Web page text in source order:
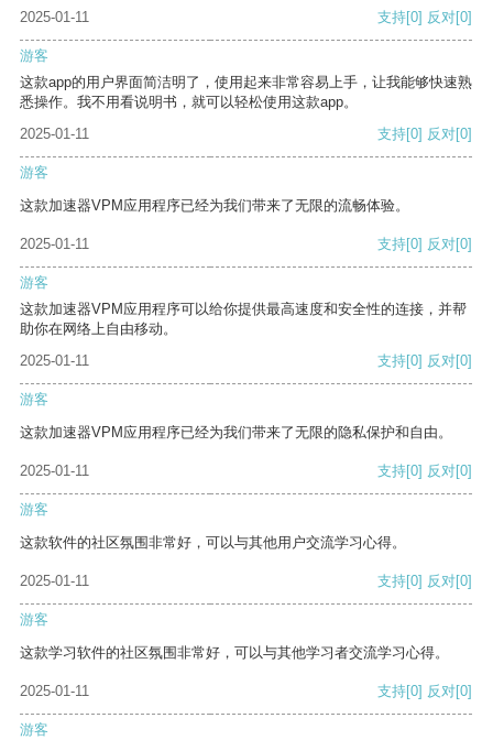
2025-01-11
支持[0] 反对[0]
游客
这款app的用户界面简洁明了，使用起来非常容易上手，让我能够快速熟
悉操作。我不用看说明书，就可以轻松使用这款app。
2025-01-11
支持[0] 反对[0]
游客
这款加速器VPM应用程序已经为我们带来了无限的流畅体验。
2025-01-11 支持[0] 反对[0]
游客
这款加速器VPM应用程序可以给你提供最高速度和安全性的连接，并帮
助你在网络上自由移动。
2025-01-11
支持[0] 反对[0]
游客
这款加速器VPM应用程序已经为我们带来了无限的隐私保护和自由。
2025-01-11 支持[0] 反对[0]
游客
这款软件的社区氛围非常好，可以与其他用户交流学习心得。
2025-01-11 支持[0] 反对[0]
游客
这款学习软件的社区氛围非常好，可以与其他学习者交流学习心得。
2025-01-11 支持[0] 反对[0]
游客